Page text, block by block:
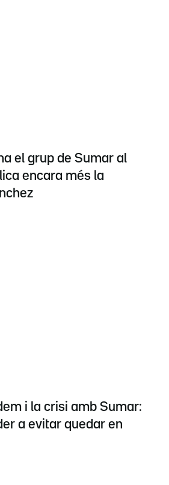
el grup de Sumar al
encara més la
i la crisi amb Sumar:
a evitar quedar en